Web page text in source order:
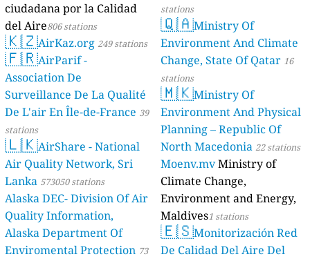
ciudadana por la Calidad
del Aire806 stations
🇰🇿AirKaz.org 249 stations
🇫🇷AirParif -
Association De
Surveillance De La Qualité
De L'air En Île-de-France 39
stations
🇱🇰AirShare - National
Air Quality Network, Sri
Lanka 573050 stations
Alaska DEC- Division Of Air
Quality Information,
Alaska Department Of
Enviromental Protection 73
stations
🇶🇦Ministry Of
Environment And Climate
Change, State Of Qatar 16
stations
🇲🇰Ministry Of
Environment And Physical
Planning – Republic Of
North Macedonia 22 stations
Moenv.mvMinistry of
Climate Change,
Environment and Energy,
Maldives1 stations
🇪🇸Monitorización Red
De Calidad Del Aire Del